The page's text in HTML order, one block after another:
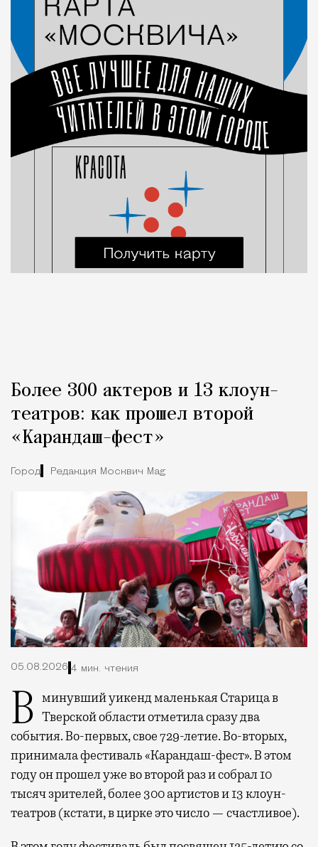
Более 300 актеров и 13 клоун-
театров: как прошел второй
«Карандаш-фест»
Город Редакция Москвич Mag
05.08.2026 4 мин. чтения
В минувший уикенд маленькая Старица в Тверской области отметила сразу два
события. Во-первых, свое 729-летие. Во-вторых,
принимала фестиваль «Карандаш-фест». В этом
году он прошел уже во второй раз и собрал 10
тысяч зрителей, более 300 артистов и 13 клоун-
театров (кстати, в цирке это число — счастливое).